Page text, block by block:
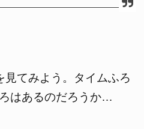
見てみよう。タイムふろ
はあるのだろうか…